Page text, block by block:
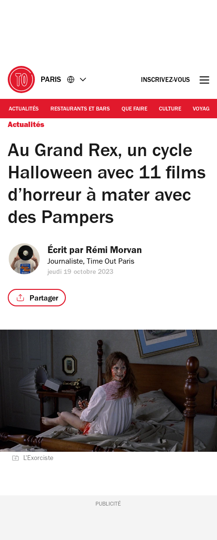
PARIS INSCRIVEZ-VOUS
ACTUALITÉS RESTAURANTS ET BARS QUE FAIRE CULTURE VOYAGE
Actualités
Au Grand Rex, un cycle
Halloween avec 11 films
d’horreur à mater avec
des Pampers
Écrit par Rémi Morvan
Journaliste, Time Out Paris
jeudi 19 octobre 2023
Partager
L'Exorciste
PUBLICITÉ